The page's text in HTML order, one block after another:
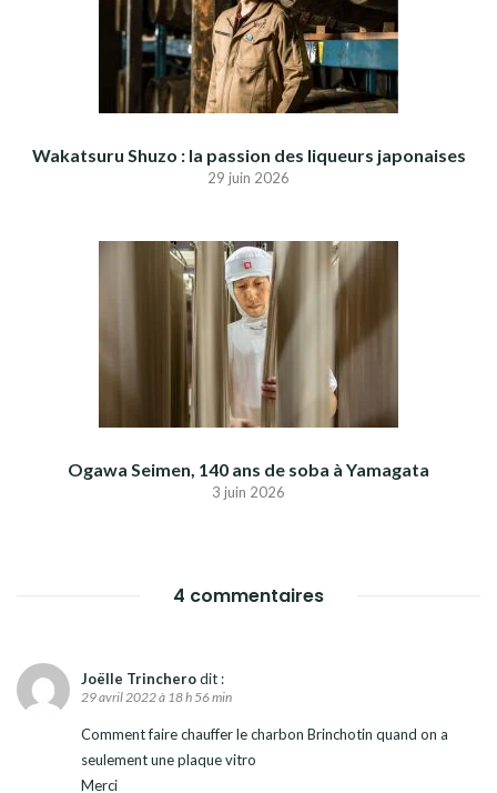
Wakatsuru Shuzo : la passion des liqueurs japonaises
29 juin 2026
Ogawa Seimen, 140 ans de soba à Yamagata
3 juin 2026
4 commentaires
Joëlle Trincherodit :
29 avril 2022 à 18 h 56 min
Comment faire chauffer le charbon Brinchotin quand on a
seulement une plaque vitro
Merci